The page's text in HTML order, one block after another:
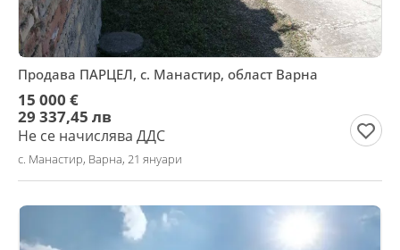
Продава ПАРЦЕЛ, с. Манастир, област Варна
15 000 €
29 337,45 лв
Не се начислява ДДС
с. Манастир, Варна, 21 януари